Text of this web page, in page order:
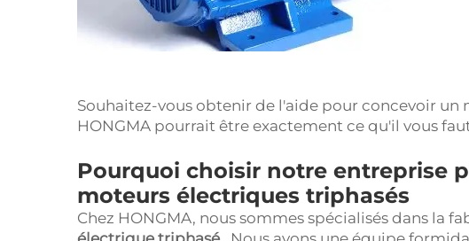
Souhaitez-vous obtenir de l'aide pour concevoir un
HONGMA pourrait être exactement ce qu'il vous
Pourquoi choisir notre entreprise
moteurs électriques triphasés
Chez HONGMA, nous sommes spécialisés dans la